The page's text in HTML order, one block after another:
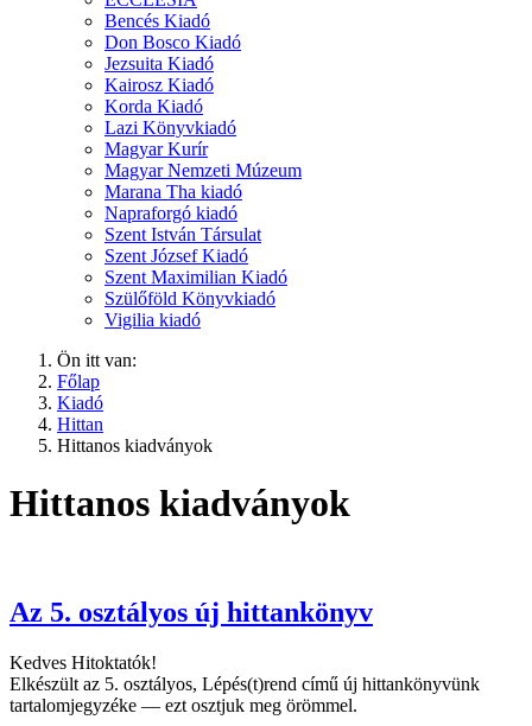
Bencés Kiadó
Don Bosco Kiadó
Jezsuita Kiadó
Kairosz Kiadó
Korda Kiadó
Lazi Könyvkiadó
Magyar Kurír
Magyar Nemzeti Múzeum
Marana Tha kiadó
Napraforgó kiadó
Szent István Társulat
Szent József Kiadó
Szent Maximilian Kiadó
Szülőföld Könyvkiadó
Vigilia kiadó
Ön itt van:
Főlap
Kiadó
Hittan
Hittanos kiadványok
Hittanos kiadványok
Az 5. osztályos új hittankönyv
Kedves Hitoktatók!
Elkészült az 5. osztályos, Lépés(t)rend című új hittankönyvünk
tartalomjegyzéke — ezt osztjuk meg örömmel.